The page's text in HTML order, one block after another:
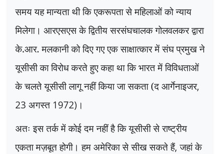
समय यह मान्यता थी कि एकरूपता से महिलाओं को न्याय
मिलेगा। आरएसएस के द्वितीय सरसंघचालक गोलवलकर द्वारा
के.आर. मलकानी को दिए गए एक साक्षात्कार में संघ प्रमुख ने
यूसीसी का विरोध करते हुए कहा था कि भारत में विविधताओं
के चलते यूसीसी लागू नहीं किया जा सकता (द आर्गेनाइजर,
23 अगस्त 1972) ।
अतः इस तर्क में कोई दम नहीं है कि यूसीसी से राष्ट्रीय
एकता मज़बूत होगी। हम अमेरिका से सीख सकते हैं,जहां के